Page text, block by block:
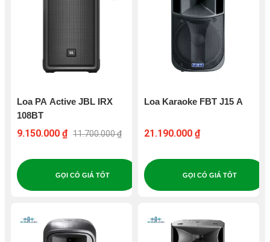
Loa PA Active JBL IRX
108BT
9.150.000 ₫ 11.700.000 ₫
GỌI CÓ GIÁ TỐT
Loa Karaoke FBT J15 A
21.190.000 ₫
GỌI CÓ GIÁ TỐT